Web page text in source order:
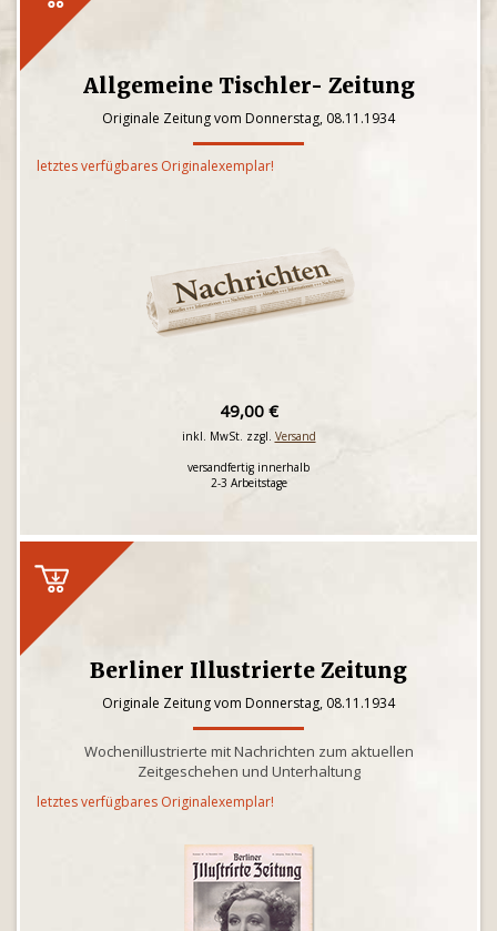
Allgemeine Tischler- Zeitung
Originale Zeitung vom Donnerstag, 08.11.1934
letztes verfügbares Originalexemplar!
49,00 €
inkl. MwSt. zzgl. Versand
versandfertig innerhalb
2-3 Arbeitstage
Berliner Illustrierte Zeitung
Originale Zeitung vom Donnerstag, 08.11.1934
Wochenillustrierte mit Nachrichten zum aktuellen
Zeitgeschehen und Unterhaltung
letztes verfügbares Originalexemplar!